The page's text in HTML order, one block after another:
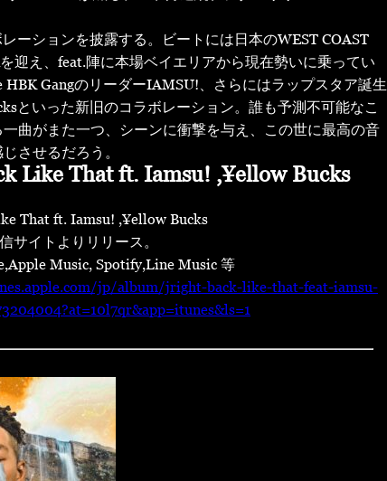
ーションを披露する。ビートには日本のWEST COAST
迎え、feat.陣に本場ベイエリアから現在勢いに乗ってい
HBK GangのリーダーIAMSU!、さらにはラップスタア誕生
といった新旧のコラボレーション。誰も予測不可能なこ
曲がまた一つ、シーンに衝撃を与え、この世に最高の音
させるだろう。
Like That ft. Iamsu! ,¥ellow Bucks
That ft. Iamsu! ,¥ellow Bucks
サイトよりリリース。
Music, Spotify,Line Music 等
jp/album/jright-back-like-that-feat-iamsu-